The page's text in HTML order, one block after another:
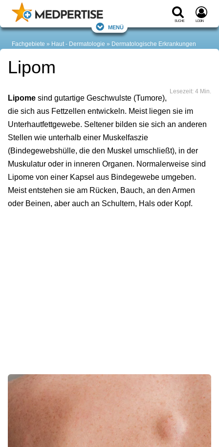
Suche Login
Menü
Fachgebiete Haut - Dermatologie Dermatologische Erkrankungen
Lipom
Lesezeit: 4 Min.
Lipome sind gutartige Geschwulste (Tumore),
die sich aus Fettzellen entwickeln. Meist liegen sie im
Unterhautfettgewebe. Seltener bilden sie sich an anderen
Stellen wie unterhalb einer Muskelfaszie
(Bindegewebshülle, die den Muskel umschließt), in der
Muskulatur oder in inneren Organen. Normalerweise sind
Lipome von einer Kapsel aus Bindegewebe umgeben.
Meist entstehen sie am Rücken, Bauch, an den Armen
oder Beinen, aber auch an Schultern, Hals oder Kopf.